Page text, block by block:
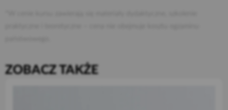
ZOBACZ TAKŻE